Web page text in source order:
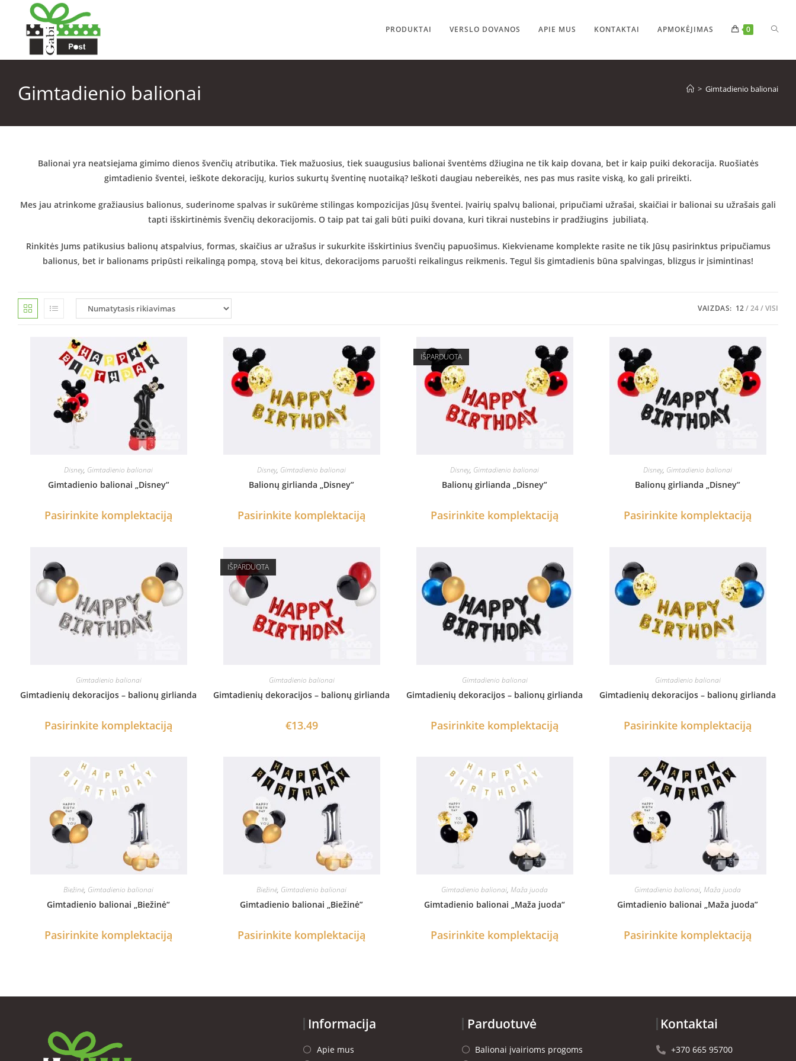
PRODUKTAI VERSLO DOVANOS APIE MUS KONTAKTAI APMOKĖJIMAS 0
Gimtadienio balionai > Gimtadienio balionai
Balionai yra neatsiejama gimimo dienos švenčių atributika. Tiek mažuosius, tiek suaugusius balionai šventėms džiugina ne tik kaip dovana, bet ir kaip puiki dekoracija. Ruošiatės
gimtadienio šventei, ieškote dekoracijų, kurios sukurtų šventinę nuotaiką? Ieškoti daugiau nebereikės, nes pas mus rasite viską, ko gali prireikti.
Mes jau atrinkome gražiausius balionus, suderinome spalvas ir sukūrėme stilingas kompozicijas Jūsų šventei. Įvairių spalvų balionai, pripučiami užrašai, skaičiai ir balionai su užrašais gali
tapti išskirtinėmis švenčių dekoracijomis. O taip pat tai gali būti puiki dovana, kuri tikrai nustebins ir pradžiugins jubiliatą.
Rinkitės Jums patikusius balionų atspalvius, formas, skaičius ar užrašus ir sukurkite išskirtinius švenčių papuošimus. Kiekviename komplekte rasite ne tik Jūsų pasirinktus pripučiamus
balionus, bet ir balionams pripūsti reikalingą pompą, stovą bei kitus, dekoracijoms paruošti reikalingus reikmenis. Tegul šis gimtadienis būna spalvingas, blizgus ir įsimintinas!
VAIZDAS: 12 24 VISI
Disney, Gimtadienio balionai
Gimtadienio balionai „Disney”
Pasirinkite komplektaciją
Disney, Gimtadienio balionai
Balionų girlianda „Disney”
Pasirinkite komplektaciją
IŠPARDUOTA
Disney, Gimtadienio balionai
Balionų girlianda „Disney”
Pasirinkite komplektaciją
Disney, Gimtadienio balionai
Balionų girlianda „Disney”
Pasirinkite komplektaciją
Gimtadienio balionai
Gimtadienių dekoracijos – balionų girlianda
Pasirinkite komplektaciją
IŠPARDUOTA
Gimtadienio balionai
Gimtadienių dekoracijos – balionų girlianda
€13.49
Gimtadienio balionai
Gimtadienių dekoracijos – balionų girlianda
Pasirinkite komplektaciją
Gimtadienio balionai
Gimtadienių dekoracijos – balionų girlianda
Pasirinkite komplektaciją
Biežinė, Gimtadienio balionai
Gimtadienio balionai „Biežinė“
Pasirinkite komplektaciją
Biežinė, Gimtadienio balionai
Gimtadienio balionai „Biežinė”
Pasirinkite komplektaciją
Gimtadienio balionai, Maža juoda
Gimtadienio balionai „Maža juoda“
Pasirinkite komplektaciją
Gimtadienio balionai, Maža juoda
Gimtadienio balionai „Maža juoda”
Pasirinkite komplektaciją
Informacija
Apie mus
Parduotuvė
Balionai įvairioms progoms
Kontaktai
+370 665 95700